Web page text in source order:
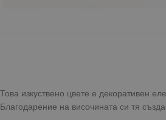
Това изкуствено цвете е декоративен
Благодарение на височината си тя